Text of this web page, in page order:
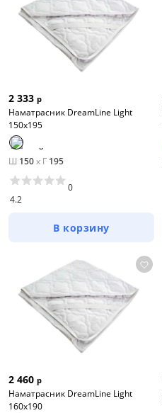
2 333 р
Наматрасник DreamLine Light
150х195
Ш 150x Г 195
4.2
0
В корзину
2 460 р
Наматрасник DreamLine Light
160х190